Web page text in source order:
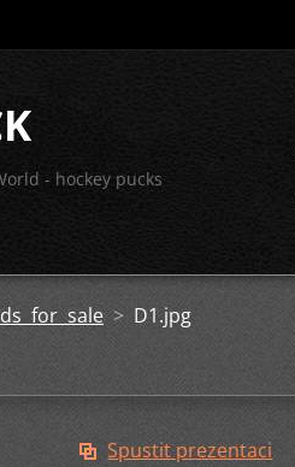
- hockey pucks
for sale >D1.jpg
Spustit prezentaci